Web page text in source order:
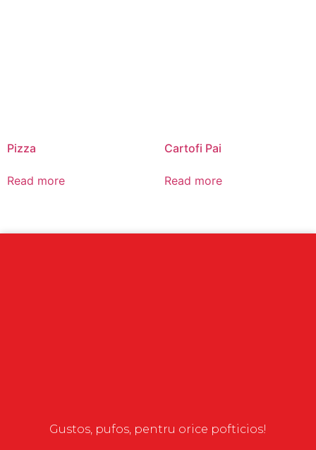
Pizza
Read more
Cartofi Pai
Read more
Gustos, pufos, pentru orice pofticios!